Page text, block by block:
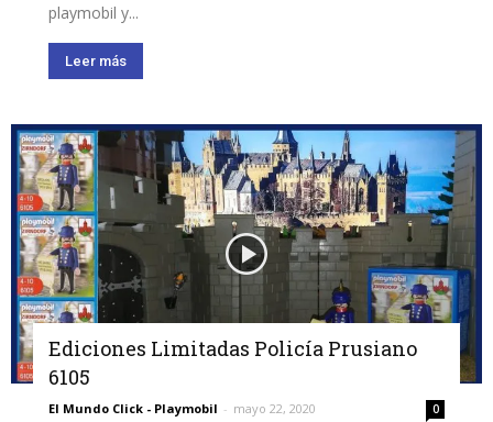
playmobil y...
Leer más
Ediciones Limitadas Policía Prusiano
6105
El Mundo Click - Playmobil - mayo 22, 2020 0